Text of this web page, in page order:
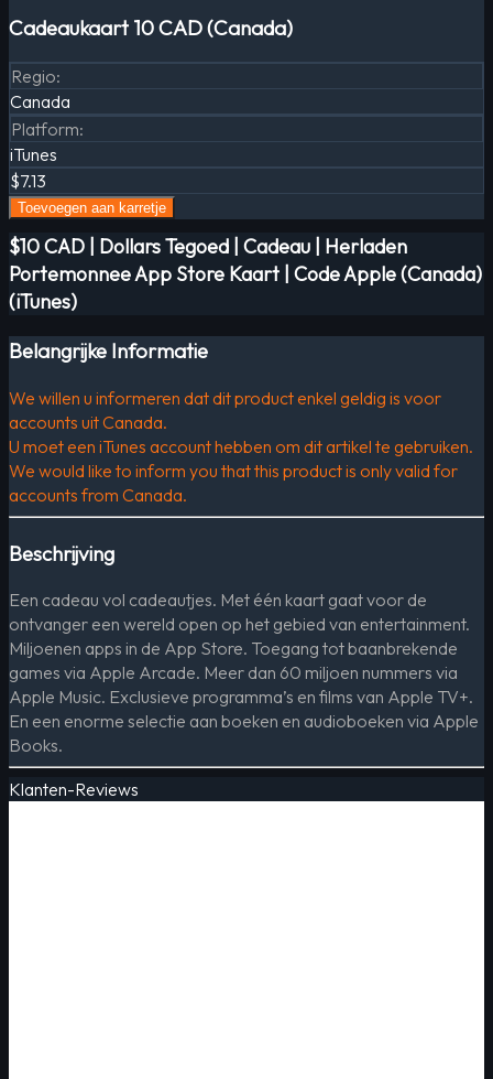
Cadeaukaart 10 CAD (Canada)
Regio:
Canada
Platform:
iTunes
$7.13
Toevoegen aan karretje
$10 CAD | Dollars Tegoed | Cadeau | Herladen
Portemonnee App Store Kaart | Code Apple (Canada)
(iTunes)
Belangrijke Informatie
We willen u informeren dat dit product enkel geldig is voor
accounts uit Canada.
U moet een iTunes account hebben om dit artikel te gebruiken.
We would like to inform you that this product is only valid for
accounts from Canada.
Beschrijving
Een cadeau vol cadeautjes. Met één kaart gaat voor de
ontvanger een wereld open op het gebied van entertainment.
Miljoenen apps in de App Store. Toegang tot baanbrekende
games via Apple Arcade. Meer dan 60 miljoen nummers via
Apple Music. Exclusieve programma’s en films van Apple TV+.
En een enorme selectie aan boeken en audioboeken via Apple
Books.
Klanten-Reviews